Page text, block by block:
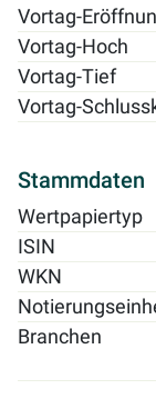
Vortag-
Vortag-Hoch
Vortag-Tief
Vortag-
Stammdaten
Wertpapiertyp
ISIN
WKN
Branchen